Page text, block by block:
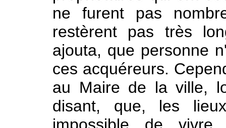
ne furent pas
restèrent pas très
ajouta, que personne
ces acquéreurs.
au Maire de la ville,
disant, que, les